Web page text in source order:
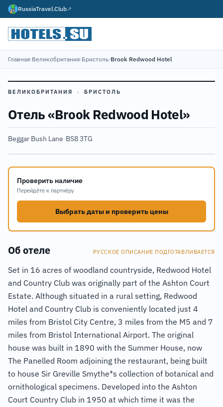
RussiaTravel.Club↗
Главная›Великобритания›Бристоль›Brook Redwood Hotel
ВЕЛИКОБРИТАНИЯ › БРИСТОЛЬ
Отель «Brook Redwood Hotel»
Beggar Bush Lane·BS8 3TG
Проверить наличие
Перейдёте к партнёру
Выбрать даты и проверить цены
Об отеле РУССКОЕ ОПИСАНИЕ ПОДГОТАВЛИВАЕТСЯ
Set in 16 acres of woodland countryside, Redwood Hotel
and Country Club was originally part of the Ashton Court
Estate. Although situated in a rural setting, Redwood
Hotel and Country Club is conveniently located just 4
miles from Bristol City Centre, 3 miles from the M5 and 7
miles from Bristol International Airport. The original
house was built in 1890 with the Summer House, now
The Panelled Room adjoining the restaurant, being built
to house Sir Greville Smythe*s collection of botanical and
ornithological specimens. Developed into the Ashton
Court Country Club in 1950 at which time it was the